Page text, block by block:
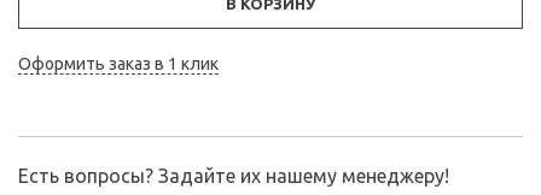
В КОРЗИНУ
Оформить заказ в 1 клик
Есть вопросы? Задайте их нашему менеджеру!